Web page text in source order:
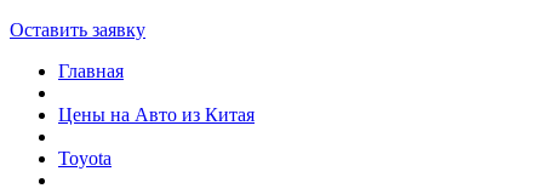
Оставить заявку
Главная
Цены на Авто из Китая
Toyota